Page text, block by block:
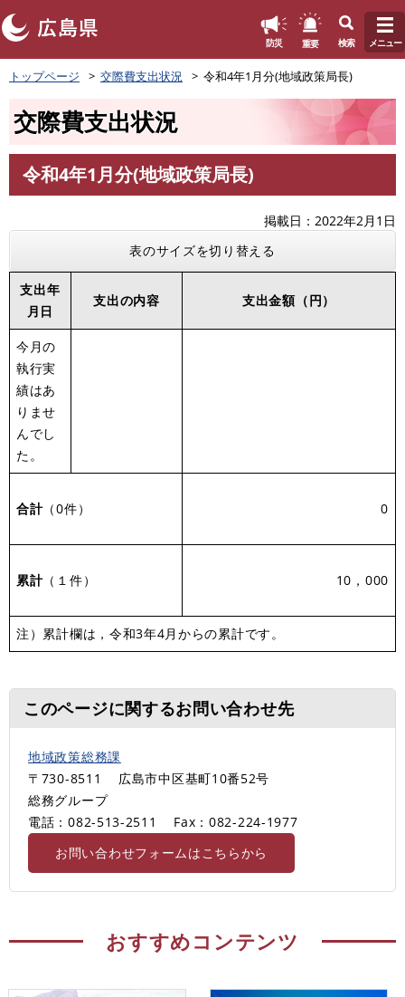
ペ
ー
頭
す
防災 重要 検索 メニュー
トップページ 交際費支出状況 令和4年1月分(地域政策局長)
交際費支出状況
文
令和4年1月分(地域政策局長)
掲載日
2022年2月1日
表のサイズを切り替える
支出年
月日
支出の内容 支出金額（円）
今月の
執行実
績はあ
りませ
んでし
た。
合計（0件） 0
累計（１件） 10，000
注）累計欄は，令和3年4月からの累計です。
このページに関するお問い合わせ先
地域政策総務課
〒730-8511
広島市中区基町10番52号
総務グループ
電話：082-513-2511
Fax：082-224-1977
お問い合わせフォームはこちらから
おすすめコンテンツ